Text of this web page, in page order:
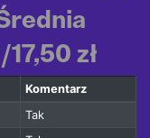
zł
Komentarz
Tak